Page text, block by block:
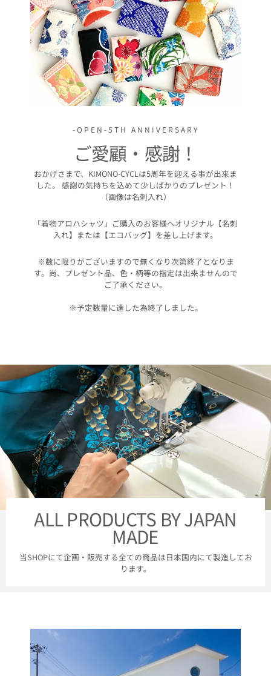
-OPEN-5TH ANNIVERSARY
ご愛顧・感謝！
おかげさまで、KIMONO-CYCLは5周年を迎える事が出来ま
した。 感謝の気持ちを込めて少しばかりのプレゼント！
（画像は名刺入れ）
「着物アロハシャツ」ご購入のお客様へオリジナル【名刺
入れ】または【エコバッグ】を差し上げます。
※数に限りがございますので無くなり次第終了となりま
す。尚、プレゼント品、色・柄等の指定は出来ませんので
ご了承ください。
※予定数量に達した為終了しました。
ALL PRODUCTS BY JAPAN
MADE
当SHOPにて企画・販売する全ての商品は日本国内にて製造してお
ります。